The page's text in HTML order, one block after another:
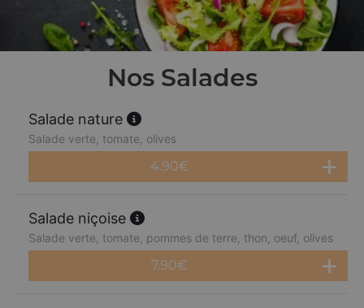
Nos Salades
Salade nature
Salade verte, tomate, olives
4.90€
Salade niçoise
Salade verte, tomate, pommes de terre, thon, oeuf, olives
7.90€